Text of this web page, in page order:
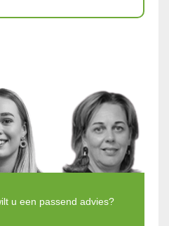
u een passend advies?